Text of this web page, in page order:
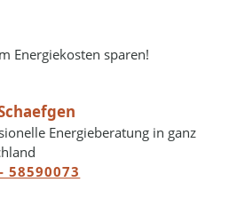
Energiekosten sparen!
Energieberatung in ganz
58590073